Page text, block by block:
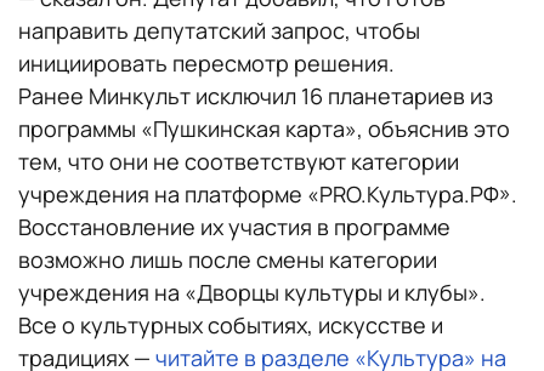
направить депутатский запрос, чтобы
инициировать пересмотр решения.
Ранее Минкульт исключил 16 планетариев из
программы «Пушкинская карта», объяснив это
тем, что они не соответствуют категории
учреждения на платформе «PRO.Культура.РФ».
Восстановление их участия в программе
возможно лишь после смены категории
учреждения на «Дворцы культуры и клубы».
Все о культурных событиях, искусстве и
традициях — читайте в разделе «Культура» на